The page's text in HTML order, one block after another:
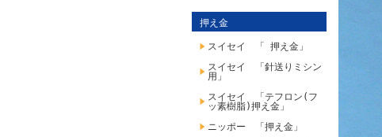
押え金
スイセイ 「 押え金」
スイセイ 「針送りミシン
用」
スイセイ 「テフロン(フ
ッ素樹脂)押え金」
ニッポー 「押え金」